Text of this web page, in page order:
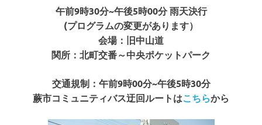
午前9時30分~午後5時00分 雨天決行
(プログラムの変更があります）
会場：旧中山道
関所：北町交番～中央ポケットパーク
交通規制：午前9時00分~午後5時30分
蕨市コミュニティバス迂回ルートはこちらから